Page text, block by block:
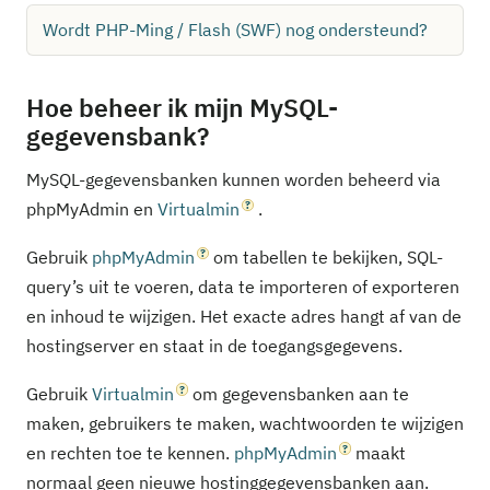
Wordt PHP-Ming / Flash (SWF) nog ondersteund?
Hoe beheer ik mijn MySQL-
gegevensbank?
MySQL-gegevensbanken kunnen worden beheerd via
phpMyAdmin en Virtualmin .
Gebruik phpMyAdmin
om tabellen te bekijken, SQL-
query’s uit te voeren, data te importeren of exporteren
en inhoud te wijzigen. Het exacte adres hangt af van de
hostingserver en staat in de toegangsgegevens.
Gebruik Virtualmin
om gegevensbanken aan te
maken, gebruikers te maken, wachtwoorden te wijzigen
en rechten toe te kennen. phpMyAdmin
maakt
normaal geen nieuwe hostinggegevensbanken aan.